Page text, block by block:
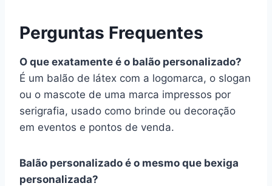
Perguntas Frequentes
O que exatamente é o balão personalizado?
É um balão de látex com a logomarca, o slogan
ou o mascote de uma marca impressos por
serigrafia, usado como brinde ou decoração
em eventos e pontos de venda.
Balão personalizado é o mesmo que bexiga
personalizada?